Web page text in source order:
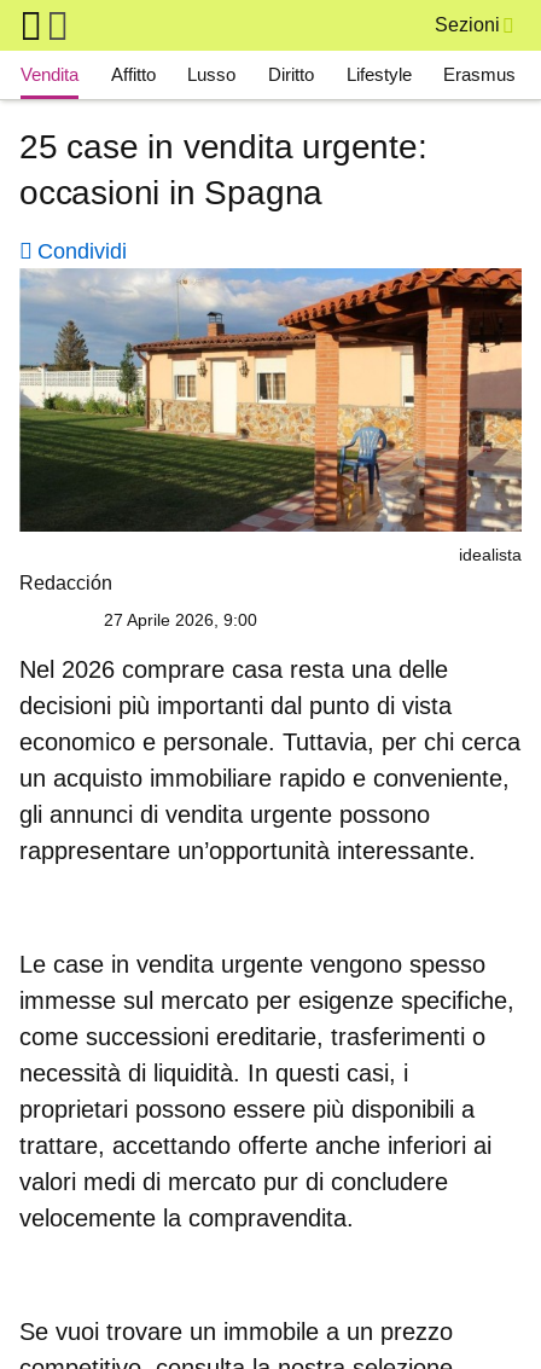
Skip to main content
Sezioni
Main navigation
Vendita Affitto Lusso Diritto Lifestyle Erasmus
25 case in vendita urgente:
occasioni in Spagna
Condividi
idealista
Redacción
27 Aprile 2026, 9:00
Nel 2026 comprare casa resta una delle
decisioni più importanti dal punto di vista
economico e personale. Tuttavia, per chi cerca
un acquisto immobiliare rapido e conveniente,
gli annunci di vendita urgente possono
rappresentare un’opportunità interessante.
Le case in vendita urgente vengono spesso
immesse sul mercato per esigenze specifiche,
come successioni ereditarie, trasferimenti o
necessità di liquidità. In questi casi, i
proprietari possono essere più disponibili a
trattare, accettando offerte anche inferiori ai
valori medi di mercato pur di concludere
velocemente la compravendita.
Se vuoi trovare un immobile a un prezzo